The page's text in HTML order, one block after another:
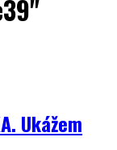
Ukážem